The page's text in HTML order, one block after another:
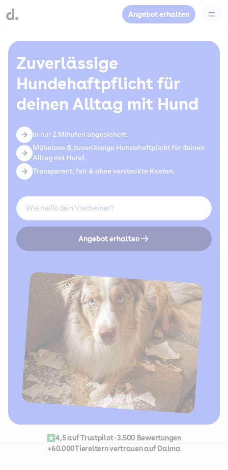
Angebot erhalten
Zuverlässige
Hundehaftpflicht für
deinen Alltag mit Hund
In nur 2 Minuten abgesichert.
Mühelose & zuverlässige Hundehaftplicht für deinen
Alltag mit Hund.
Transparent, fair & ohne versteckte Kosten.
Angebot erhalten
4,5 auf Trustpilot • 3.500 Bewertungen
+60.000Tiereltern vertrauen auf Dalma